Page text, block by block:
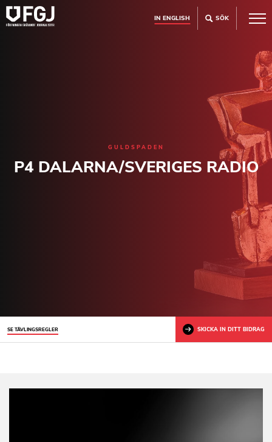
IN ENGLISH SÖK
GULDSPADEN
P4 DALARNA/SVERIGES RADIO
SE TÄVLINGSREGLER SKICKA IN DITT BIDRAG